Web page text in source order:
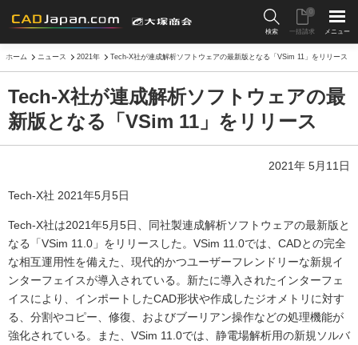
検索 一括請求
0
メニュー
ホーム ニュース 2021年 Tech-X社が連成解析ソフトウェアの最新版となる「VSim 11」をリリース
Tech-X社が連成解析ソフトウェアの最
新版となる「VSim 11」をリリース
2021年 5月11日
Tech-X社 2021年5月5日
Tech-X社は2021年5月5日、同社製連成解析ソフトウェアの最新版と
なる「VSim 11.0」をリリースした。VSim 11.0では、CADとの完全
な相互運用性を備えた、現代的かつユーザーフレンドリーな新規イ
ンターフェイスが導入されている。新たに導入されたインターフェ
イスにより、インポートしたCAD形状や作成したジオメトリに対す
る、分割やコピー、修復、およびブーリアン操作などの処理機能が
強化されている。また、VSim 11.0では、静電場解析用の新規ソルバ